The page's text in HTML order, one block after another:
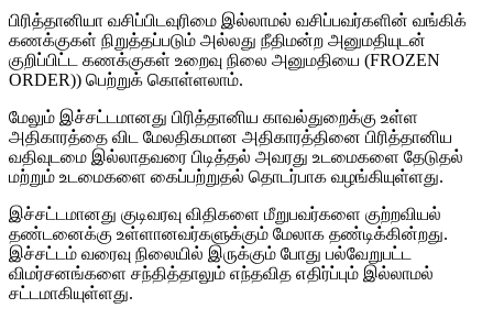
பிரித்தானியா வசிப்பிடவுரிமை இல்லாமல் வசிப்பவர்களின் வங்கிக்
கணக்குகள் நிறுத்தப்படும் அல்லது நீதிமன்ற அனுமதியுடன்
குறிப்பிட்ட கணக்குகள் உறைவு நிலை அனுமதியை (FROZEN
ORDER)) பெற்றுக் கொள்ளலாம்.
மேலும் இச்சட்டமானது பிரித்தானிய காவல்துறைக்கு உள்ள
அதிகாரத்தை விட மேலதிகமான அதிகாரத்தினை பிரித்தானிய
வதிவுடமை இல்லாதவரை பிடித்தல் அவரது உடமைகளை தேடுதல்
மற்றும் உடமைகளை கைப்பற்றுதல் தொடர்பாக வழங்கியுள்ளது.
இச்சட்டமானது குடிவரவு விதிகளை மீறுபவர்களை குற்றவியல்
தண்டனைக்கு உள்ளானவர்களுக்கும் மேலாக தண்டிக்கின்றது.
இச்சட்டம் வரைவு நிலையில் இருக்கும் போது பல்வேறுபட்ட
விமர்சனங்களை சந்தித்தாலும் எந்தவித எதிர்ப்பும் இல்லாமல்
சட்டமாகியுள்ளது.